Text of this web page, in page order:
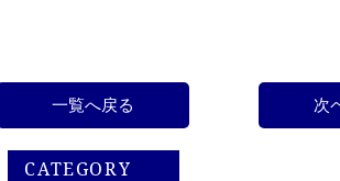
一覧へ戻る 次
CATEGORY